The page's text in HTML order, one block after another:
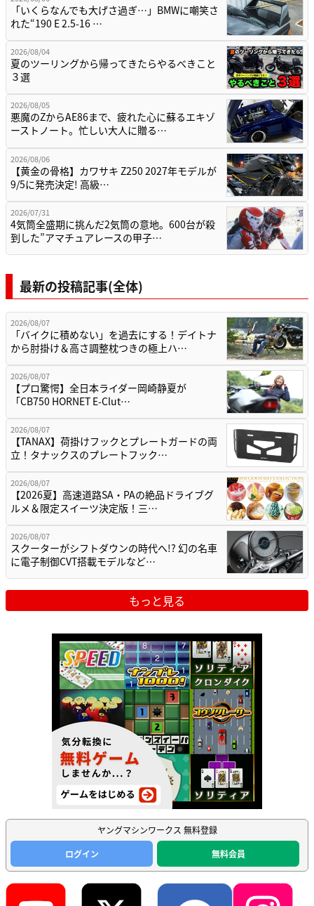
「いくらなんでも大げさ過ぎ…」BMWに嘲笑さ
れた“190 E 2.5-16 …
2026/08/04
夏のツーリングから帰ってきたらやるべきこと
３選
2026/08/05
悪魔のZからAE86まで、疲れた心に蘇るエキゾ
ーストノート。忙しい大人に贈る…
2026/08/06
【黄金の骨格】カワサキ Z250 2027年モデルが
9/5に発売決定! 高級…
2026/07/31
4気筒全盛期に挑んだ2気筒の意地。600台が殺
到した”アマチュアレースの甲子…
最新の投稿記事(全体)
2026/08/07
「バイクに積めない」を過去にする！デイトナ
から肘掛け＆高さ調整枕つきの極上ハ…
2026/08/07
【プロ驚愕】全日本ライダー岡崎静夏が
「CB750 HORNET E-Clut…
2026/08/07
【TANAX】荷掛けフックとプレートガードの両
立！タナックスのプレートフック…
2026/08/07
【2026夏】高速道路SA・PAの絶品ドライブグ
ルメ＆限定スイーツ決定版！三…
2026/08/07
スクーターがシフトダウンの時代へ!? 幻の名車
に電子制御CVT搭載モデルなど…
もっと見る
ヤングマシンワークス 無料登録
ログイン
無料会員